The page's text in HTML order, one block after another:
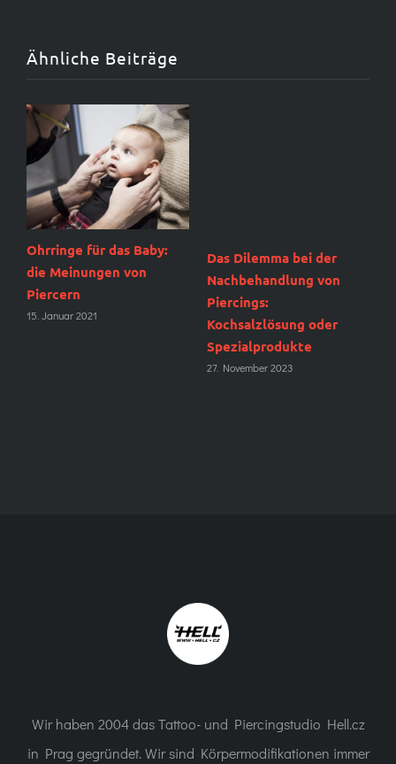
Ähnliche Beiträge
Ohrringe für das Baby:
die Meinungen von
Piercern
15. Januar 2021
Das Dilemma bei der
Nachbehandlung von
Piercings:
Kochsalzlösung oder
Spezialprodukte
27. November 2023
Wir haben 2004 das Tattoo- und Piercingstudio Hell.cz
in Prag gegründet. Wir sind Körpermodifikationen immer